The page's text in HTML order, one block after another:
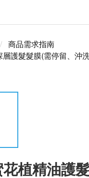
商品需求指南
層護髮髮膜(需停留、沖
植精油護